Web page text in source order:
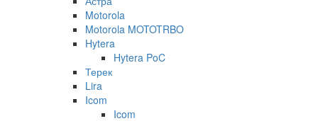
Motorola
Motorola MOTOTRBO
Hytera
Hytera PoC
Терек
Lira
Icom
Icom